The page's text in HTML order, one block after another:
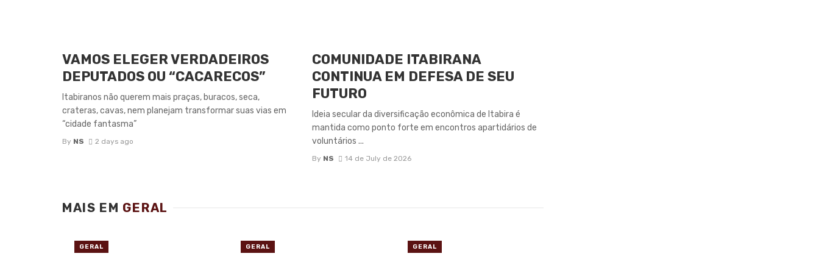
VAMOS ELEGER VERDADEIROS
DEPUTADOS OU “CACARECOS”
Itabiranos não querem mais praças, buracos, seca,
crateras, cavas, nem planejam transformar suas vias em
“cidade fantasma”
By NS 2 days ago
COMUNIDADE ITABIRANA
CONTINUA EM DEFESA DE SEU
FUTURO
Ideia secular da diversificação econômica de Itabira é
mantida como ponto forte em encontros apartidários de
voluntários ...
By NS 14 de July de 2026
MAIS EM GERAL
GERAL GERAL GERAL